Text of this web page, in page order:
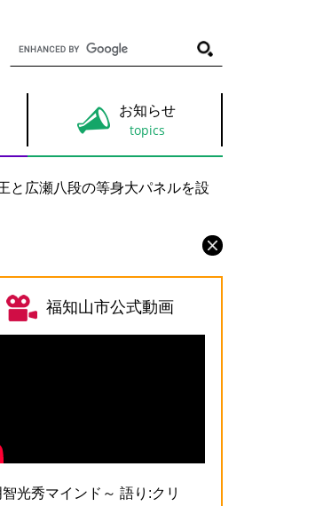
o
検
お知らせ
と広瀬八段の等身大パネルを設
福知山市公式動画
智光秀マインド～ 語り:クリ